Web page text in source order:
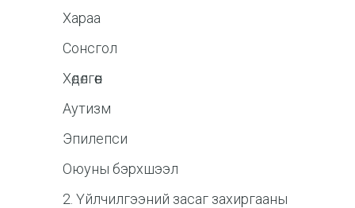
Хараа
Сонсгол
Хөдөлгөөн
Аутизм
Эпилепси
Оюуны бэрхшээл
2. Үйлчилгээний засаг захиргааны